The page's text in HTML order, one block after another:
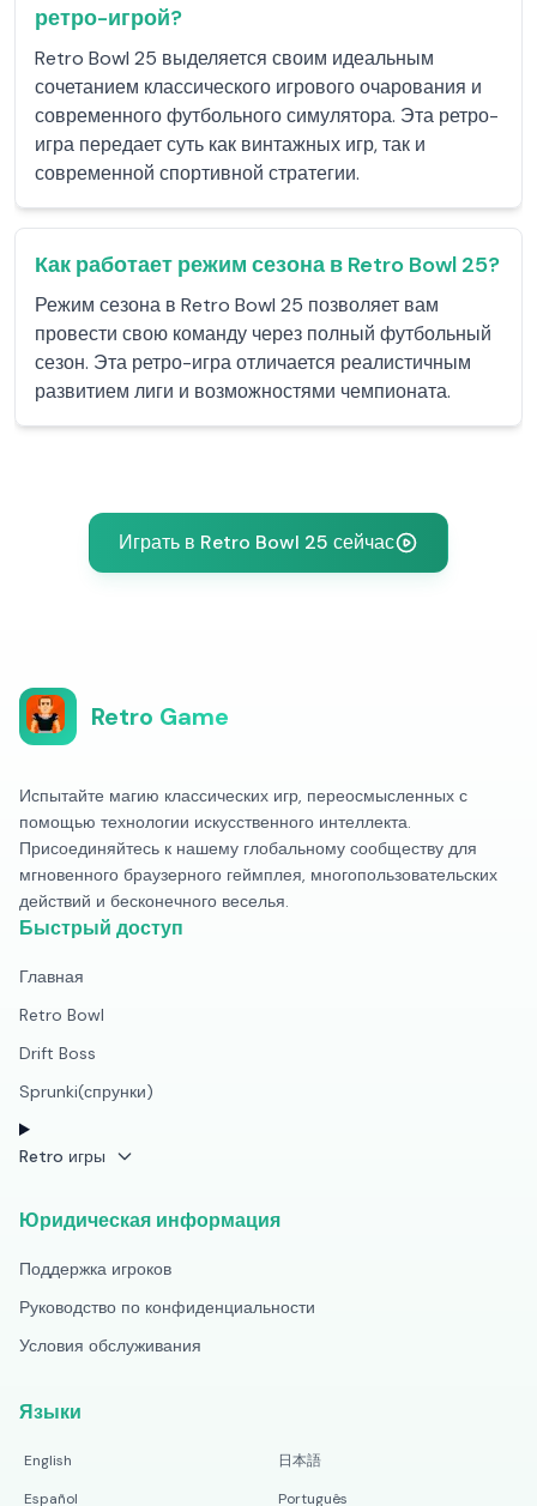
ретро-игрой?
Retro Bowl 25 выделяется своим идеальным
сочетанием классического игрового очарования и
современного футбольного симулятора. Эта ретро-
игра передает суть как винтажных игр, так и
современной спортивной стратегии.
Как работает режим сезона в Retro Bowl 25?
Режим сезона в Retro Bowl 25 позволяет вам
провести свою команду через полный футбольный
сезон. Эта ретро-игра отличается реалистичным
развитием лиги и возможностями чемпионата.
Играть в Retro Bowl 25 сейчас
Retro Game
Испытайте магию классических игр, переосмысленных с
помощью технологии искусственного интеллекта.
Присоединяйтесь к нашему глобальному сообществу для
мгновенного браузерного геймплея, многопользовательских
действий и бесконечного веселья.
Быстрый доступ
Главная
Retro Bowl
Drift Boss
Sprunki(спрунки)
Retro игры
Юридическая информация
Поддержка игроков
Руководство по конфиденциальности
Условия обслуживания
Языки
English
日本語
Español
Português